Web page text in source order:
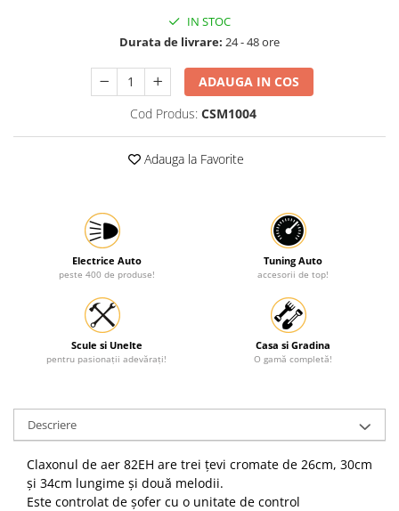
IN STOC
Durata de livrare: 24 - 48 ore
ADAUGA IN COS
Cod Produs: CSM1004
Adauga la Favorite
Electrice Auto
peste 400 de produse!
Tuning Auto
accesorii de top!
Scule si Unelte
pentru pasionații adevărați!
Casa si Gradina
O gamă completă!
Descriere
Claxonul de aer 82EH are trei țevi cromate de 26cm, 30cm
și 34cm lungime și două melodii.
Este controlat de șofer cu o unitate de control